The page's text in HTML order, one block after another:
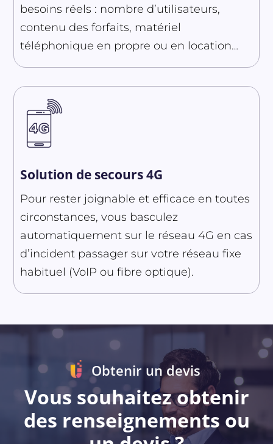
besoins réels : nombre d’utilisateurs,
contenu des forfaits, matériel
téléphonique en propre ou en location…
Solution de secours 4G
Pour rester joignable et efficace en toutes
circonstances, vous basculez
automatiquement sur le réseau 4G en cas
d’incident passager sur votre réseau fixe
habituel (VoIP ou fibre optique).
Obtenir un devis
Vous souhaitez obtenir
des renseignements ou